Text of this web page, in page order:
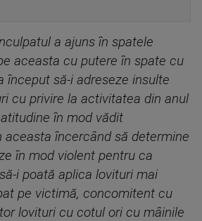
a ajuns în spatele
aceasta cu putere în spate cu
început să-i adreseze insulte
cu privire la activitatea din anul
în mod vădit
aceasta încercând să determine
în mod violent pentru ca
i poată aplica lovituri mai
pe victimă, concomitent cu
lovituri cu cotul ori cu mâinile